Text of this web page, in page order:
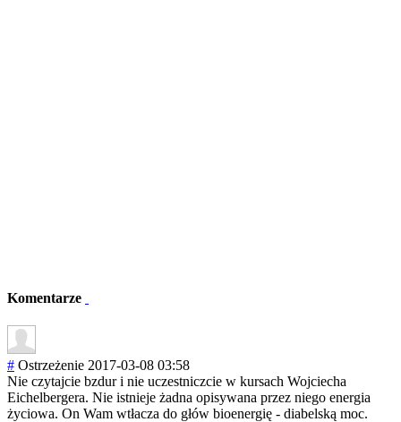
Komentarze
# Ostrzeżenie 2017-03-08 03:58
Nie czytajcie bzdur i nie uczestniczcie w kursach Wojciecha
Eichelbergera. Nie istnieje żadna opisywana przez niego energia
życiowa. On Wam wtłacza do głów bioenergię - diabelską moc.